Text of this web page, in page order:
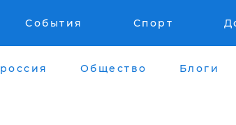
События Спорт
россия Общество Блоги